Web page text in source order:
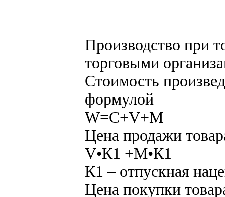
Производство при
торговыми
Стоимость
формулой
W=C+V+M
Цена продажи
V•К1 +M•К1
К1 – отпускная
Цена покупки